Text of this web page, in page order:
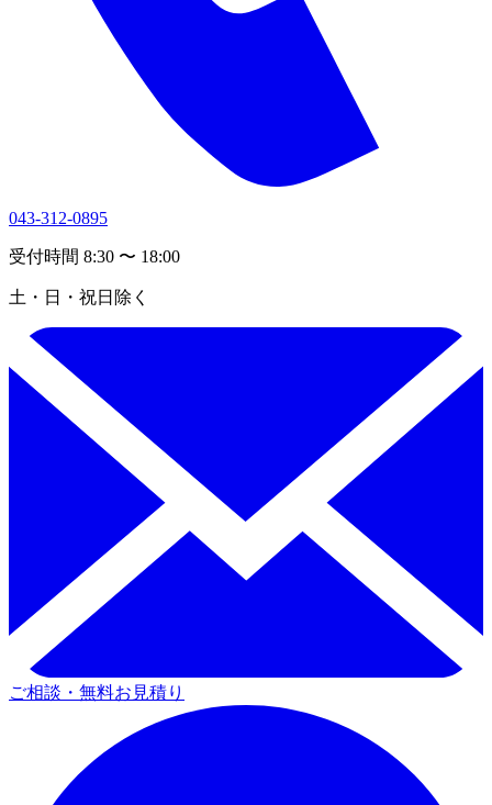
043-312-0895
受付時間 8:30 〜 18:00
土・日・祝日除く
ご相談・無料お見積り